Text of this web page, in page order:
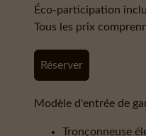
Éco-participation
Tous les prix
Réserver
Modèle d'entrée de
Tronçonneuse